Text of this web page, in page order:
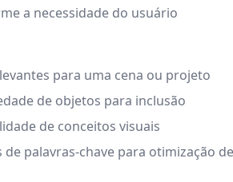
a necessidade do usuário
para uma cena ou projeto
de objetos para inclusão
de conceitos visuais
palavras-chave para otimização